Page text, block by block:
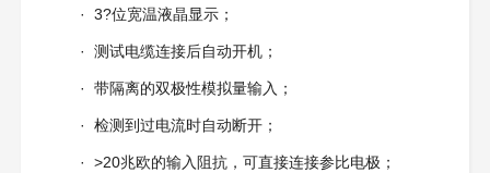
· 3?位宽温液晶显示；
· 测试电缆连接后自动开机；
· 带隔离的双极性模拟量输入；
· 检测到过电流时自动断开；
· >20兆欧的输入阻抗，可直接连接参比电极；